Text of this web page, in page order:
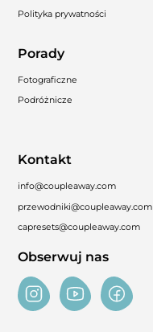
Polityka prywatności
Porady
Fotograficzne
Podróżnicze
Kontakt
info@coupleaway.com
przewodniki@coupleaway.com
capresets@coupleaway.com
Obserwuj nas